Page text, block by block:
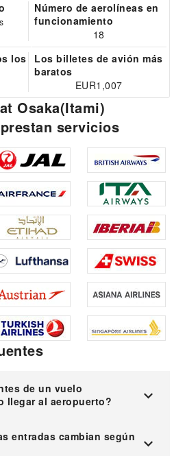
Número de aerolíneas en
funcionamiento
18
los
Los billetes de avión más
baratos
EUR1,007
Osaka(Itami)
servicios
de un vuelo
llegar al aeropuerto?
entradas cambian según